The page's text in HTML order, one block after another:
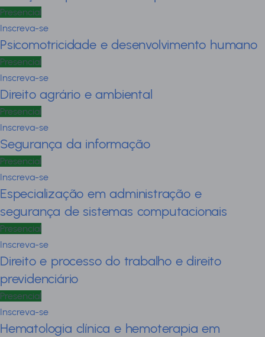
Presencial
Inscreva-se
Psicomotricidade e desenvolvimento humano
Presencial
Inscreva-se
Direito agrário e ambiental
Presencial
Inscreva-se
Segurança da informação
Presencial
Inscreva-se
Especialização em administração e
segurança de sistemas computacionais
Presencial
Inscreva-se
Direito e processo do trabalho e direito
previdenciário
Presencial
Inscreva-se
Hematologia clínica e hemoterapia em